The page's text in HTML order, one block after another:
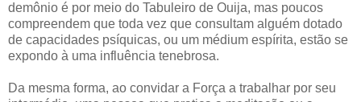
demônio é por meio do Tabuleiro de Ouija, mas poucos
compreendem que toda vez que consultam alguém dotado
de capacidades psíquicas, ou um médium espírita, estão se
expondo à uma influência tenebrosa.
Da mesma forma, ao convidar a Força a trabalhar por seu